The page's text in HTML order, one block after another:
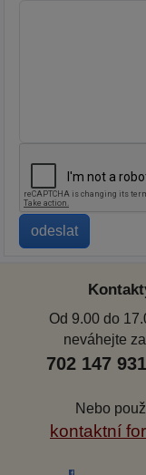
Od 9.00 do
neváhejte
702 147
Nebo
kontaktní